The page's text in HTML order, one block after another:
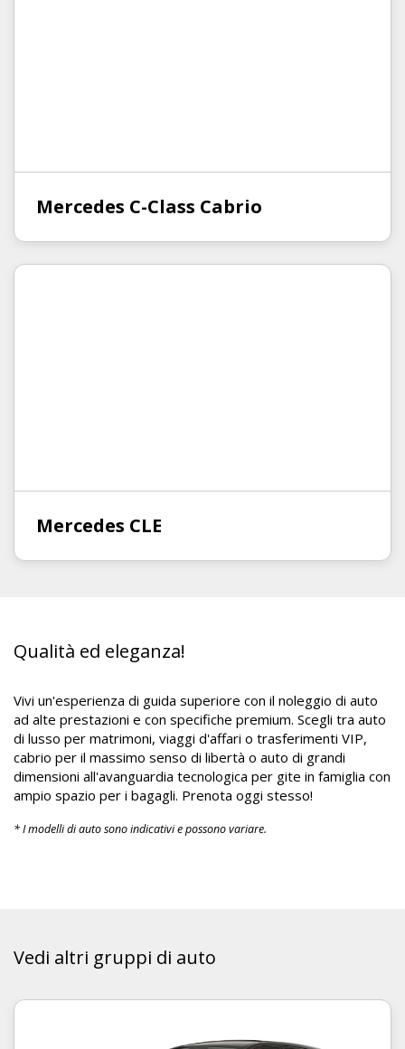
Mercedes C-Class Cabrio
Mercedes CLE
Qualità ed eleganza!
Vivi un'esperienza di guida superiore con il noleggio di auto
ad alte prestazioni e con specifiche premium. Scegli tra auto
di lusso per matrimoni, viaggi d'affari o trasferimenti VIP,
cabrio per il massimo senso di libertà o auto di grandi
dimensioni all'avanguardia tecnologica per gite in famiglia con
ampio spazio per i bagagli. Prenota oggi stesso!
* I modelli di auto sono indicativi e possono variare.
Vedi altri gruppi di auto